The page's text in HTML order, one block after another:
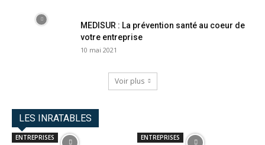
MEDISUR : La prévention santé au coeur de
votre entreprise
10 mai 2021
Voir plus
LES INRATABLES
ENTREPRISES ENTREPRISES